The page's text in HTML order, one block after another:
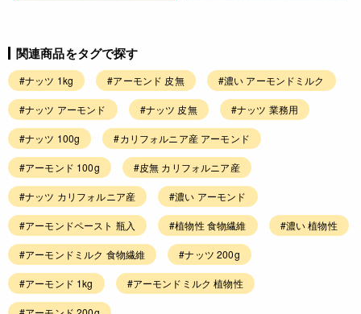
関連商品をタグで探す
#ナッツ 1kg #アーモンド 皮無 #濃い アーモンドミルク
#ナッツ アーモンド #ナッツ 皮無 #ナッツ 業務用
#ナッツ 100g #カリフォルニア産 アーモンド
#アーモンド 100g #皮無 カリフォルニア産
#ナッツ カリフォルニア産 #濃い アーモンド
#アーモンドペースト 瓶入 #植物性 食物繊維 #濃い 植物性
#アーモンドミルク 食物繊維 #ナッツ 200g
#アーモンド 1kg #アーモンドミルク 植物性